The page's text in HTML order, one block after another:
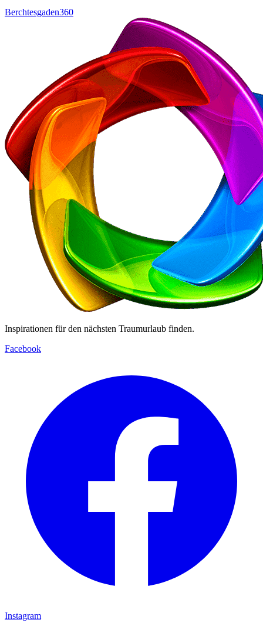
Berchtesgaden360
Inspirationen für den nächsten Traumurlaub finden.
Facebook
Instagram